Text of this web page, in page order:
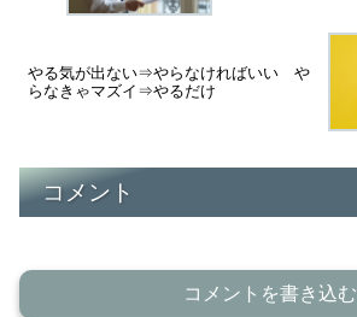
やる気が出ない⇒やらなければいい や
らなきゃマズイ⇒やるだけ
コメント
コメントを書き込む